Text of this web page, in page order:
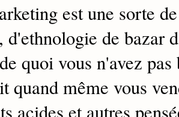
est une sorte
d'ethnologie de bazar
quoi vous n'avez
quand même vous
acides et autres